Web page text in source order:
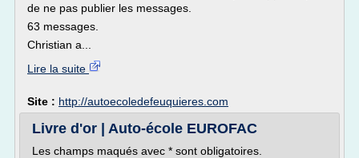
de ne pas publier les messages.
63 messages.
Christian a...
Lire la suite
Site : http://autoecoledefeuquieres.com
Livre d'or | Auto-école EUROFAC
Les champs maqués avec * sont obligatoires.